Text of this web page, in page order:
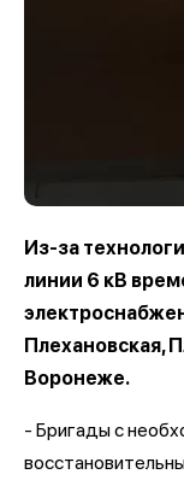
Из-за
линии 6 кВ
Плехановская,
Воронеже.
- Бригады с